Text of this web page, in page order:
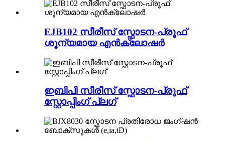
EJB102 സീരീസ് സ്ഫോടന-പ്രൂഫ്
ശൂന്യമായ എൻക്ലോഷർ
ഇബിപി സീരീസ് സ്ഫോടന-പ്രൂഫ്
സ്റ്റോപ്പിംഗ് പ്ലഗ്